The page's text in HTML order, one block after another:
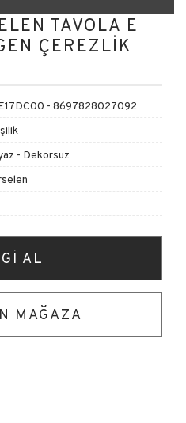
TAVOLA E
ÇEREZLİK
- 8697828027092
- Dekorsuz
AL
MAĞAZA